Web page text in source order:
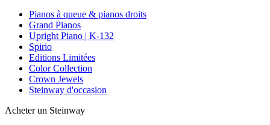
Pianos à queue & pianos droits
Grand Pianos
Upright Piano | K-132
Spirio
Editions Limitées
Color Collection
Crown Jewels
Steinway d'occasion
Acheter un Steinway